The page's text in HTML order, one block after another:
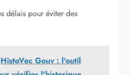
délais pour éviter des
HistoVec Gouv : l'outil